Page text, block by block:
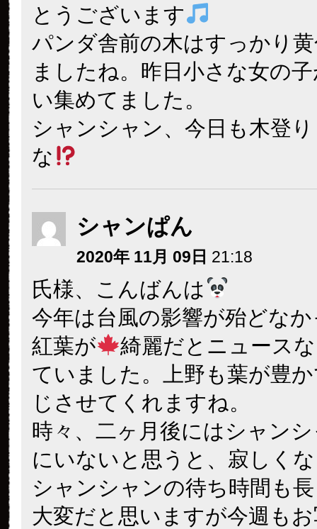
とうございます
パンダ舎前の木はすっかり
ましたね。昨日小さな女の
い集めてました。
シャンシャン、今日も木登
な
シャンぱん
2020年 11月 09日 21:18
氏様、こんばんは
今年は台風の影響が殆どな
紅葉が
綺麗だとニュース
ていました。上野も葉が豊
じさせてくれますね。
時々、二ヶ月後にはシャン
にいないと思うと、寂しく
シャンシャンの待ち時間も
大変だと思いますが今週も